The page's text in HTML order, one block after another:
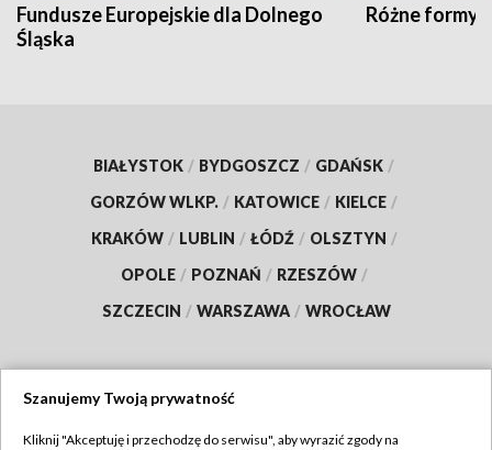
Fundusze Europejskie dla Dolnego
Śląska
Różne formy
BIAŁYSTOK / BYDGOSZCZ / GDAŃSK /
GORZÓW WLKP. / KATOWICE / KIELCE /
KRAKÓW / LUBLIN / ŁÓDŹ / OLSZTYN /
OPOLE / POZNAŃ / RZESZÓW /
SZCZECIN / WARSZAWA / WROCŁAW
Szanujemy Twoją prywatność
Kliknij "Akceptuję i przechodzę do serwisu", aby wyrazić zgody na